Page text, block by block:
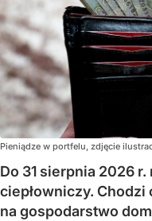
Pieniądze w portfelu, zdjęcie
Do 31 sierpnia 2026
ciepłowniczy. Chodzi
na gospodarstwo